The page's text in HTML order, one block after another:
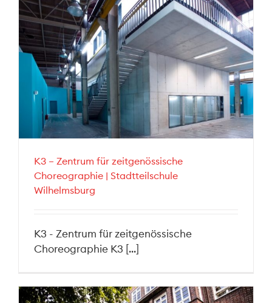
K3 – Zentrum für zeitgenössische
Choreographie | Stadtteilschule
Wilhelmsburg
K3 - Zentrum für zeitgenössische
Choreographie K3 [...]